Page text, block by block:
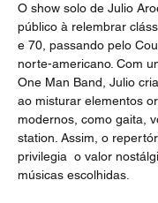
O show solo de Julio
público à relembrar
e 70, passando pelo
norte-americano. Com
One Man Band, Julio
ao misturar elementos
modernos, como gaita,
station. Assim, o
privilegia  o valor
músicas escolhidas.